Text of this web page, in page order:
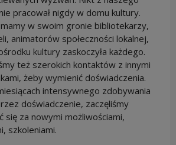
pracował nigdy w domu kultury.
mamy w swoim gronie bibliotekarzy,
animatorów społeczności lokalnej,
kultury zaskoczyła każdego.
też szerokich kontaktów z innymi
żeby wymienić doświadczenia.
intensywnego zdobywania
doświadczenie, zaczęliśmy
się za nowymi możliwościami,
szkoleniami.